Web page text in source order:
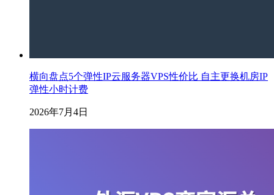
横向盘点5个弹性IP云服务器VPS性价比 自主更换机房IP
弹性小时计费
2026年7月4日